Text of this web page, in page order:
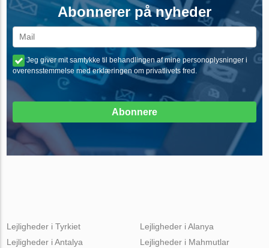
Abonnerer på nyheder
Jeg giver mit samtykke til behandlingen af mine personoplysninger i
overensstemmelse med erklæringen om privatlivets fred.
Abonnere
Lejligheder i Tyrkiet
Lejligheder i Antalya
Lejligheder i Alanya
Lejligheder i Mahmutlar